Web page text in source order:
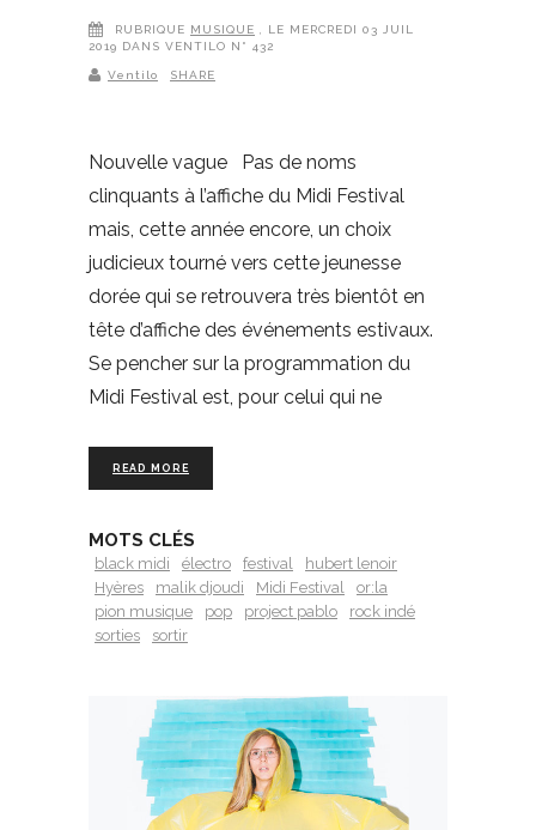
RUBRIQUE MUSIQUE
, LE MERCREDI 03 JUIL
2019 DANS VENTILO N° 432
Ventilo SHARE
Nouvelle vague Pas de noms
clinquants à l’affiche du Midi Festival
mais, cette année encore, un choix
judicieux tourné vers cette jeunesse
dorée qui se retrouvera très bientôt en
tête d’affiche des événements estivaux.
Se pencher sur la programmation du
Midi Festival est, pour celui qui ne
READ MORE
MOTS CLÉS
black midi électro festival
hubert lenoir
Hyères
malik djoudi Midi Festival
or:la
pion musique
pop project pablo
rock indé
sorties
sortir